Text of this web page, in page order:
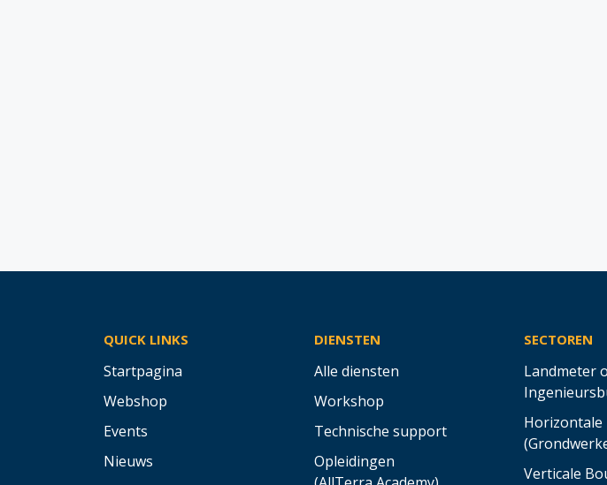
QUICK LINKS
Startpagina
Webshop
Events
Nieuws
DIENSTEN
Alle diensten
Workshop
Technische support
Opleidingen
SECTOREN
Landmeter
Horizontale
Verticale